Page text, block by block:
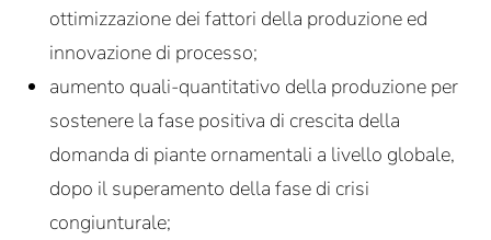
ottimizzazione dei fattori della produzione ed
innovazione di processo;
aumento quali-quantitativo della produzione per
sostenere la fase positiva di crescita della
domanda di piante ornamentali a livello globale,
dopo il superamento della fase di crisi
congiunturale;